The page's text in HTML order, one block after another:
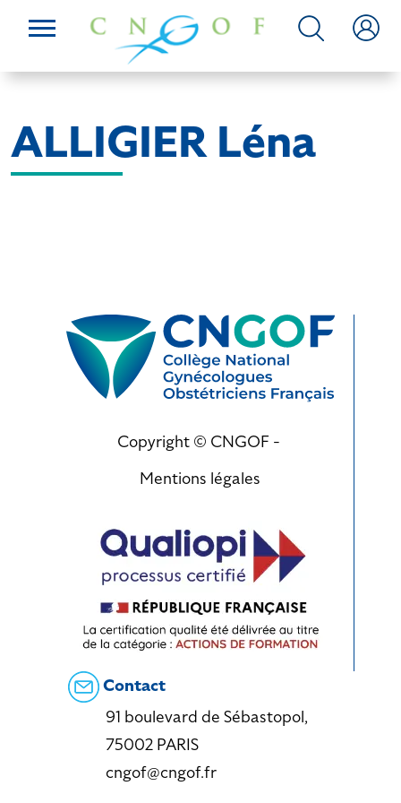
ALLIGIER Léna
Copyright © CNGOF -
Mentions légales
Contact
91 boulevard de Sébastopol,
75002 PARIS
cngof@cngof.fr